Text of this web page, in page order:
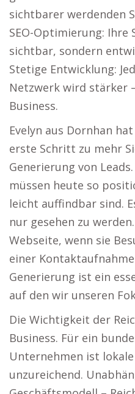
sichtbarer werdenden
SEO-Optimierung:
sichtbar, sondern
Stetige Entwicklung:
Netzwerk wird stärker
Business.
Evelyn aus Dornhan
erste Schritt zu mehr
Generierung von
müssen heute so
leicht auffindbar sind.
nur gesehen zu
Webseite, wenn sie
einer
Generierung ist ein
auf den wir unseren
Die Wichtigkeit der
Business. Für ein
Unternehmen ist
unzureichend.